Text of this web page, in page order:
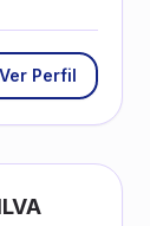
Ver Perfil